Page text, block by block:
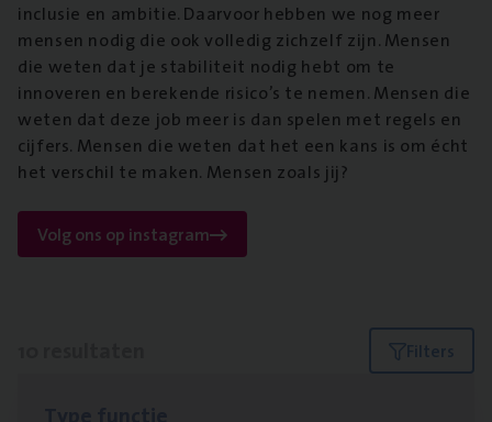
inclusie en ambitie. Daarvoor hebben we nog meer
mensen nodig die ook volledig zichzelf zijn. Mensen
die weten dat je stabiliteit nodig hebt om te
innoveren en berekende risico’s te nemen. Mensen die
weten dat deze job meer is dan spelen met regels en
cijfers. Mensen die weten dat het een kans is om écht
het verschil te maken. Mensen zoals jij?
Volg ons op instagram
Filters